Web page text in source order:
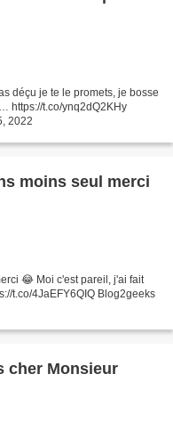
déçu je te le promets, je bosse
https://t.co/ynq2dQ2KHy
2022
moins seul merci
😂 Moi c'est pareil, j'ai fait
t.co/4JaEFY6QIQ Blog2geeks
cher Monsieur